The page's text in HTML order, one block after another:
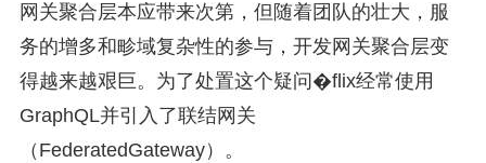
网关聚合层本应带来次第，但随着团队的壮大，服
务的增多和畛域复杂性的参与，开发网关聚合层变
得越来越艰巨。为了处置这个疑问�flix经常使用
GraphQL并引入了联结网关
（FederatedGateway）。